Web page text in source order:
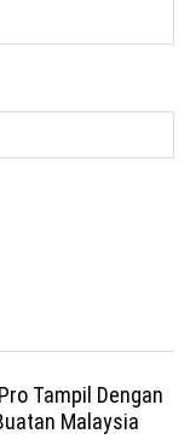
Tampil Dengan
Malaysia